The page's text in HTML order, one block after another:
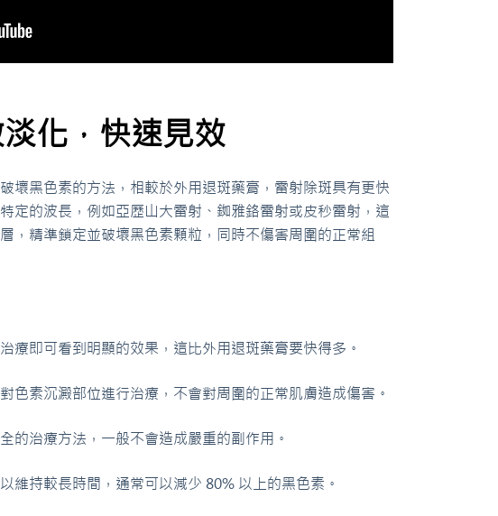
化，快速見效
壞黑色素的方法，相較於外用退斑藥膏，雷射除斑具有更快
定的波長，例如亞歷山大雷射、銣雅鉻雷射或皮秒雷射，這
，精準鎖定並破壞黑色素顆粒，同時不傷害周圍的正常組
療即可看到明顯的效果，這比外用退斑藥膏要快得多。
色素沉澱部位進行治療，不會對周圍的正常肌膚造成傷害。
的治療方法，一般不會造成嚴重的副作用。
維持較長時間，通常可以減少 80% 以上的黑色素。